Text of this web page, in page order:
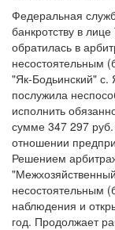
Федеральная
банкротству в
обратилась в
несостоятельным
"Як-Бодьинский"
послужила
исполнить
сумме 347 297
отношении
Решением
несостоятельным
наблюдения и
год. Продолжает